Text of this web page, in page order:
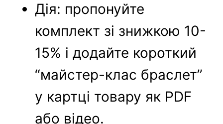
Дія: пропонуйте
комплект зі знижкою 10-
15% і додайте короткий
“майстер-клас браслет”
у картці товару як PDF
або відео.